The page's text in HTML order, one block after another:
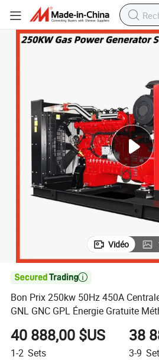
Vidéo

Bon Prix 250kw 50Hz 450A
GNL GNC GPL Énergie Gratuite
Synthèse Gaz Naturel Générateur
Hydrogène Moteur
40 888,00 $US
1-2 Sets
38
3-9